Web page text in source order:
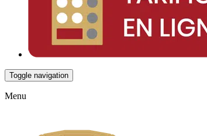
Toggle navigation
Menu